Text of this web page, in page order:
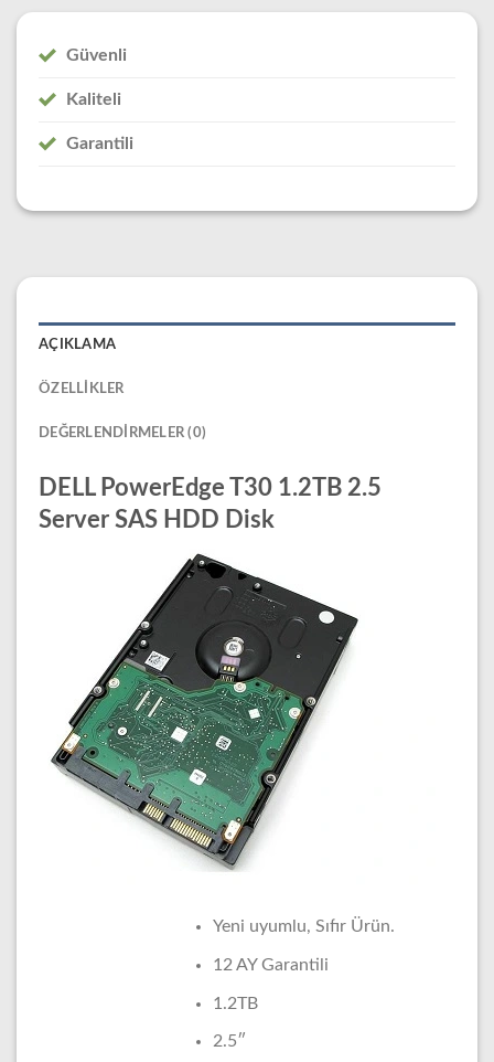
Güvenli
Kaliteli
Garantili
AÇIKLAMA
ÖZELLIKLER
DEĞERLENDIRMELER (0)
DELL PowerEdge T30 1.2TB 2.5
Server SAS HDD Disk
Yeni uyumlu, Sıfır Ürün.
12 AY Garantili
1.2TB
2.5″